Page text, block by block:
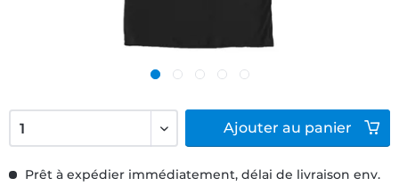
Prêt à expédier immédiatement, délai de livraison env.
Ajouter au panier